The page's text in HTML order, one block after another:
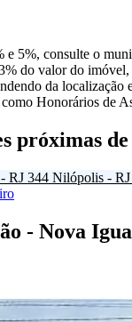
e 5%, consulte o
do valor do
da localização
Honorários de
próximas de
RJ 344 Nilópolis - RJ
- Nova